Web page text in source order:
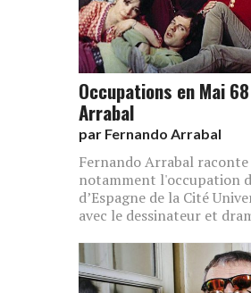
Occupations en Mai
Arrabal
par Fernando Arrabal
Fernando Arrabal
notamment l'occupation
d’Espagne de la Cité
avec le dessinateur et